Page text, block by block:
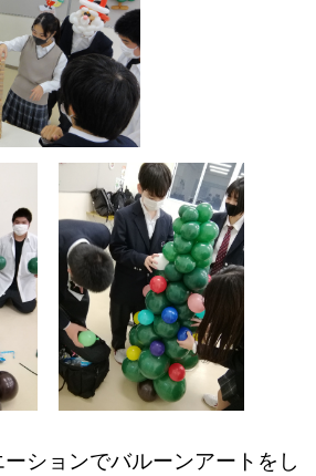
ションでバルーンアートをし